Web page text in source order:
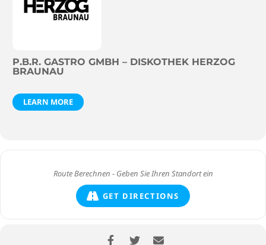
P.B.R. GASTRO GMBH – DISKOTHEK HERZOG
BRAUNAU
LEARN MORE
GET DIRECTIONS